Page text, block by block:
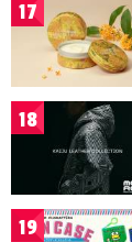
17
18
19